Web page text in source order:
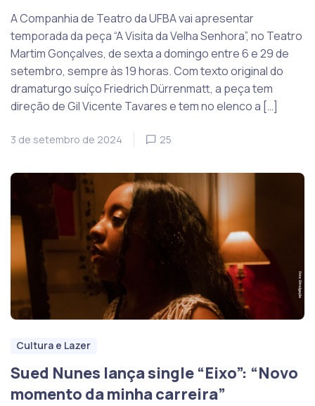
A Companhia de Teatro da UFBA vai apresentar
temporada da peça “A Visita da Velha Senhora”, no Teatro
Martim Gonçalves, de sexta a domingo entre 6 e 29 de
setembro, sempre às 19 horas. Com texto original do
dramaturgo suíço Friedrich Dürrenmatt, a peça tem
direção de Gil Vicente Tavares e tem no elenco a […]
3 de setembro de 2024 25
Cultura e Lazer
Sued Nunes lança single “Eixo”: “Novo
momento da minha carreira”